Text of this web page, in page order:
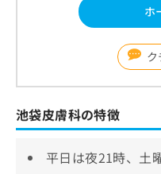
ホ
ク
池袋皮膚科の特徴
平日は夜21時、土